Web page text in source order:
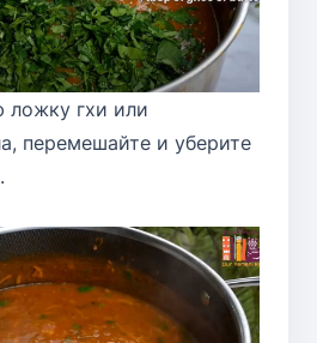
ложку гхи или
перемешайте и уберите